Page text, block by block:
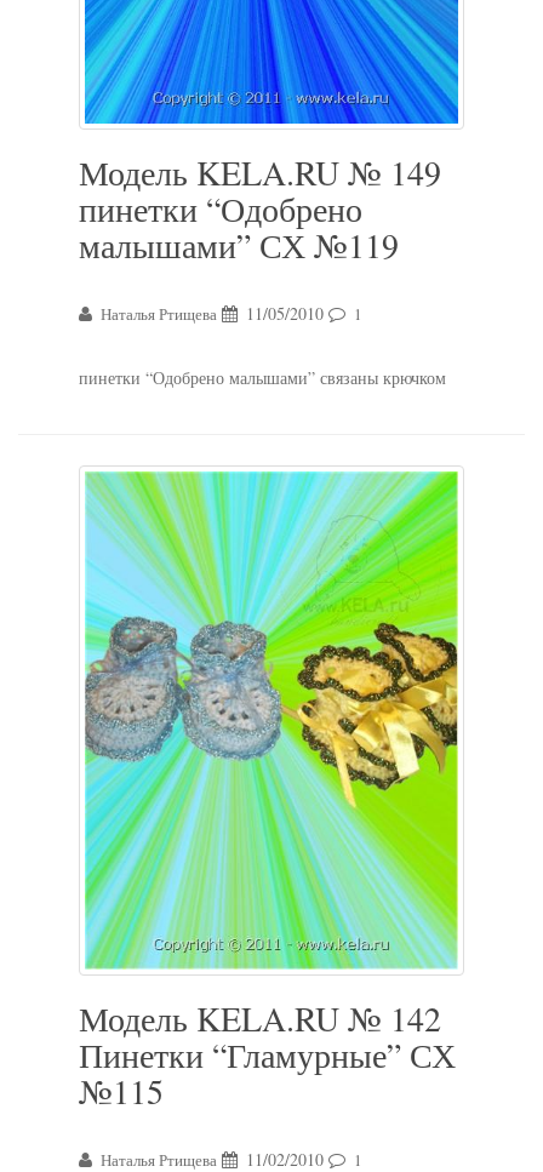
Модель KELA.RU № 149
пинетки “Одобрено
малышами” СХ №119
Наталья Ртищева 11/05/2010 1
пинетки “Одобрено малышами” связаны крючком
Модель KELA.RU № 142
Пинетки “Гламурные” СХ
№115
Наталья Ртищева 11/02/2010 1